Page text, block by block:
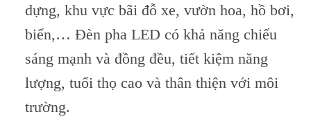
dựng, khu vực bãi đỗ xe, vườn hoa, hồ bơi,
biển,… Đèn pha LED có khả năng chiếu
sáng mạnh và đồng đều, tiết kiệm năng
lượng, tuổi thọ cao và thân thiện với môi
trường.